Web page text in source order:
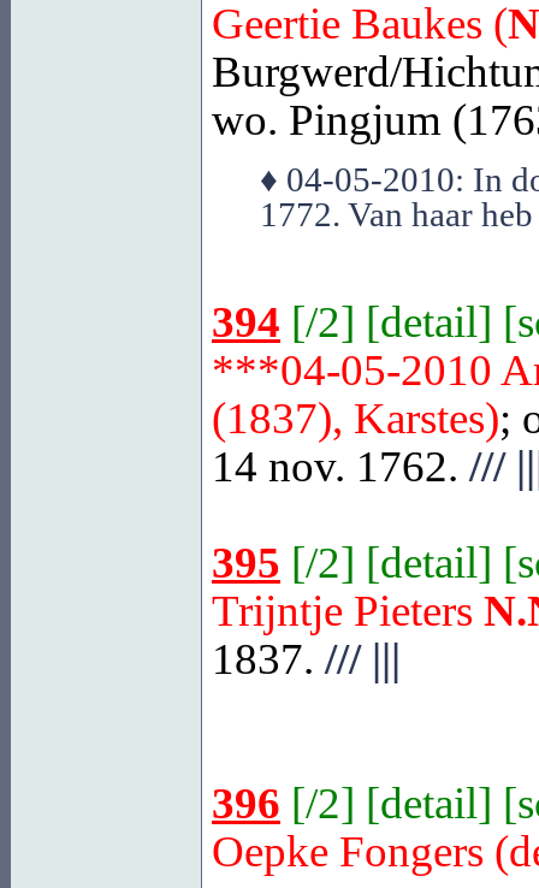
Geertie Baukes (
Burgwerd/
wo. Pingjum
♦ 04-05-2010: In
1772. Van haar
394 [/2] [detail] [
***04-05-2010
(1837), Karstes);
14 nov. 1762. ///
395 [/2] [detail] [
Trijntje Pieters
1837. ///|||
396 [/2] [detail] [
Oepke Fongers